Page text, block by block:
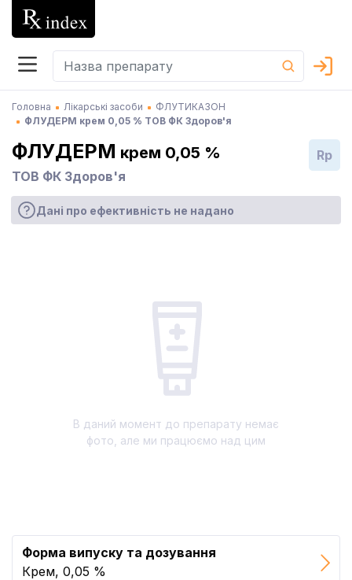
Головна Лікарські засоби
ФЛУТИКАЗОН
ФЛУДЕРМ крем 0,05 % ТОВ ФК Здоров'я
ФЛУДЕРМ крем 0,05 %
ТОВ ФК Здоров'я
Rp
Дані про ефективність не надано
В даний момент до препарату немає
фото, але ми працюємо над цим
Форма випуску та дозування
Крем, 0,05 %